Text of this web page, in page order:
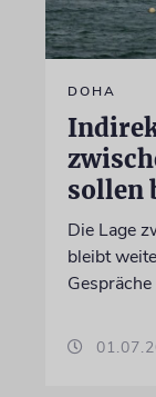
DOHA
sollen
Die Lage
bleibt